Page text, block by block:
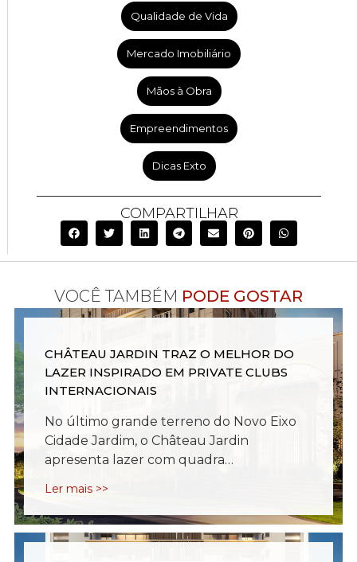
Qualidade de Vida
Mercado Imobiliário
Mãos à Obra
Empreendimentos
Dicas Exto
COMPARTILHAR
CHÂTEAU JARDIN TRAZ O MELHOR DO
LAZER INSPIRADO EM PRIVATE CLUBS
INTERNACIONAIS
No último grande terreno do Novo Eixo
Cidade Jardim, o Château Jardin
apresenta lazer com quadra…
Ler mais >>
VOCÊ TAMBÉM PODE GOSTAR